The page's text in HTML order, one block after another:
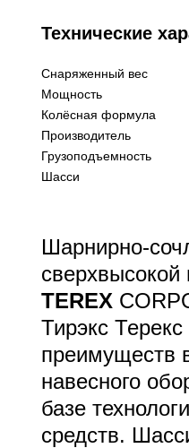
Технические
Снаряженный вес
Мощность
Колёсная формула
Производитель
Грузоподъемность
Шасси
Шарнирно-
сверхвысокой
TEREX
Тирэкс
преимуществ
навесного
базе
средств.